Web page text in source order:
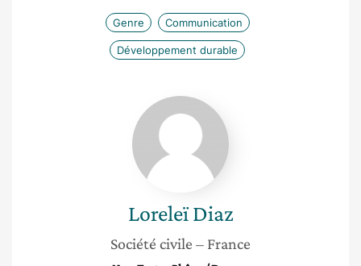
Genre Communication
Développement durable
Loreleï
Diaz
Loreleï Diaz
Société civile – France